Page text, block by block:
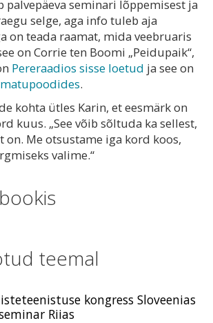
palvepäeva seminari lõppemisest ja
selge, aga info tuleb aja
on teada raamat, mida veebruaris
on Corrie ten Boomi „Peidupaik“,
Pereraadios sisse loetud ja see on
.
kohta ütles Karin, et eesmärk on
kuus. „See võib sõltuda ka sellest,
on. Me otsustame iga kord koos,
valime.“
teemal
kongress Sloveenias
Riias